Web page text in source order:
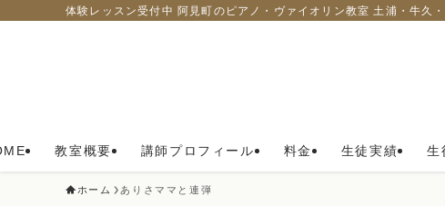
体験レッスン受付中 阿見町のピアノ・ヴァイオリン教室 土浦・牛久
教室概要 講師プロフィール 料金 生徒実績 生
ホーム ありさママと連弾